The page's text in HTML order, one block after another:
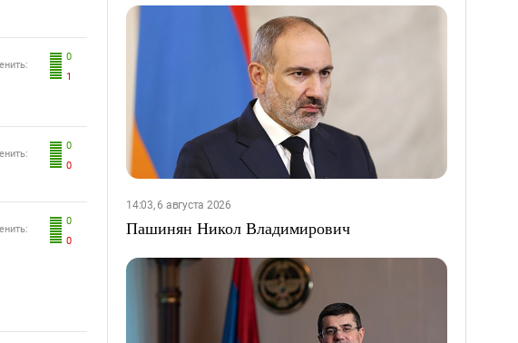
0
1
0
0
0
0
14:03, 6 августа 2026
Пашинян Никол Владимирович